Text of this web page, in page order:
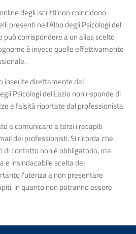
degli iscritti non coincidono
presenti nell’Albo degli Psicologi del
può corrispondere a un alias scelto
è invece quello effettivamente
inserite direttamente dal
Psicologi del Lazio non risponde di
e falsità riportate dal professionista.
a comunicare a terzi i recapiti
dei professionisti. Si ricorda che
di contatto non è obbligatorio, ma
e insindacabile scelta dei
l’utenza a non presentare
in quanto non potranno essere